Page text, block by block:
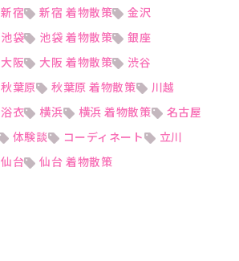
新宿 新宿 着物散策
金沢
池袋 池袋 着物散策
銀座
大阪 大阪 着物散策
渋谷
秋葉原 秋葉原 着物散策
川越
浴衣 横浜 横浜 着物散策
名古屋
体験談 コーディネート
立川
仙台 仙台 着物散策